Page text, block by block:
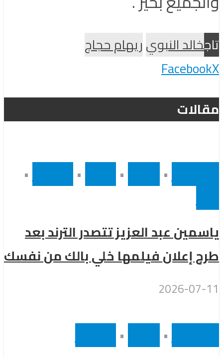
تاجخالد النبويريهام حجاج
FacebookX
مقالات
•
•
•
•
ياسمين عبد العزيز تتصدر الترند بعد
طرح إعلان فيلمها خلي بالك من نفسك
2026-07-11
•
•